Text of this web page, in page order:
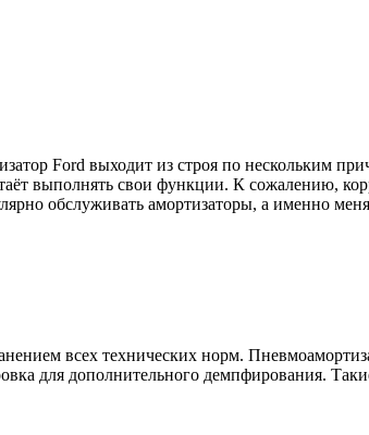
Ford выходит из строя по нескольким
выполнять свои функции. К сожалению,
обслуживать амортизаторы, а именно
всех технических норм.
для дополнительного демпфирования.